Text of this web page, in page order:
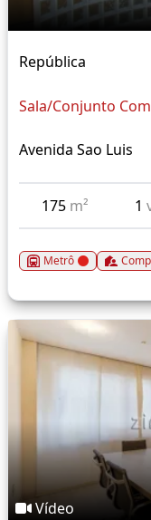
República
Sala/Conjunto
Avenida Sao Luis
175 m² 1
Metrô
Vídeo